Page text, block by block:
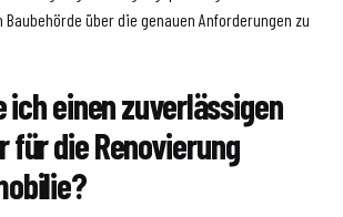
über die genauen Anforderungen zu
ich einen zuverlässigen
für die Renovierung